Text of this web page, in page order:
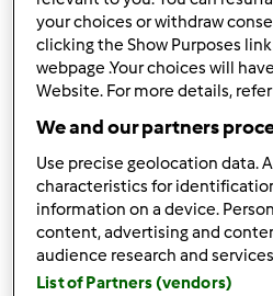
15 26 16
4.7
Tarta z
przezGość
18 13 Łatwy
your choices or withdraw
clicking the Show Purposes
webpage .Your choices will
Website. For more details,
We and our partners
Use precise geolocation data.
characteristics for
information on a device.
content, advertising and
audience research and
List of Partners (vendors)